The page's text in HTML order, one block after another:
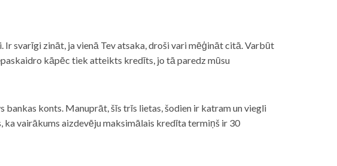
svarīgi zināt, ja vienā Tev atsaka, droši vari mēģināt citā. Varbūt
kāpēc tiek atteikts kredīts, jo tā paredz mūsu
konts. Manuprāt, šīs trīs lietas, šodien ir katram un viegli
vairākums aizdevēju maksimālais kredīta termiņš ir 30